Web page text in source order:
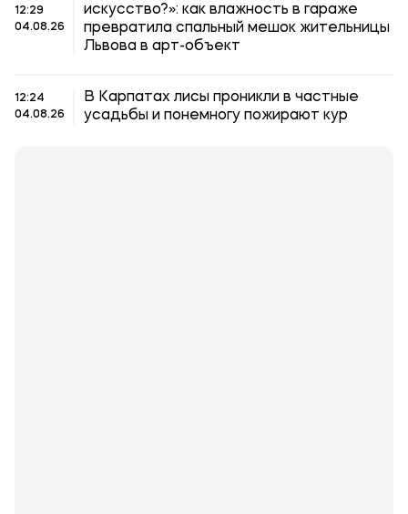
12:29
04.08.26
искусство?»: как влажность в гараже
превратила спальный мешок жительницы
Львова в арт-объект
12:24
04.08.26
В Карпатах лисы проникли в частные
усадьбы и понемногу пожирают кур